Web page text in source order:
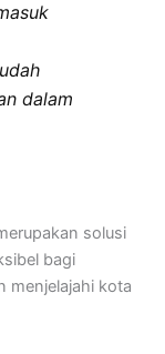
dalam
solusi
bagi
menjelajahi kota